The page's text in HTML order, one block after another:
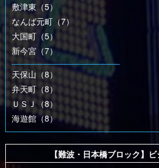
敷津東（5）
なんば元町（7）
大国町（5）
新今宮（7）
天保山（8）
弁天町（8）
ＵＳＪ（8）
海遊館（8）
【難波・日本橋ブロック】